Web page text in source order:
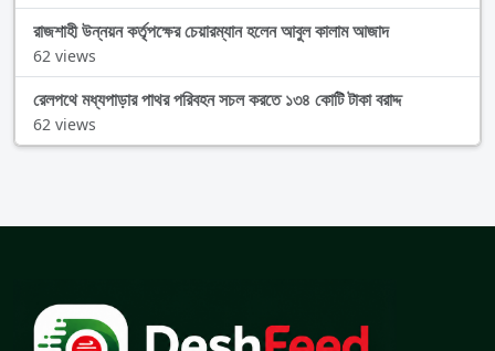
রাজশাহী উন্নয়ন কর্তৃপক্ষের চেয়ারম্যান হলেন আবুল কালাম আজাদ
62 views
রেলপথে মধ্যপাড়ার পাথর পরিবহন সচল করতে ১৩৪ কোটি টাকা বরাদ্দ
62 views